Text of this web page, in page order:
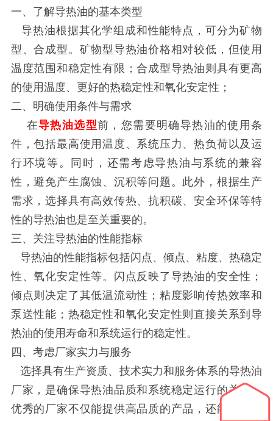
一、了解导热油的基本类型
导热油根据其化学组成和性能特点，可分为矿物
型、合成型。矿物型导热油价格相对较低，但使用
温度范围和稳定性有限；合成型导热油则具有更高
的使用温度、更好的热稳定性和氧化安定性；
二、明确使用条件与需求
在导热油选型前，您需要明确导热油的使用条
件，包括最高使用温度、系统压力、热负荷以及运
行环境等。同时，还需考虑导热油与系统的兼容
性，避免产生腐蚀、沉积等问题。此外，根据生产
需求，选择具有高效传热、抗积碳、安全环保等特
性的导热油也是至关重要的。
三、关注导热油的性能指标
导热油的性能指标包括闪点、倾点、粘度、热稳定
性、氧化安定性等。闪点反映了导热油的安全性；
倾点则决定了其低温流动性；粘度影响传热效率和
泵送性能；热稳定性和氧化安定性则直接关系到导
热油的使用寿命和系统运行的稳定性。
四、考虑厂家实力与服务
选择具有生产资质、技术实力和服务体系的导热油
厂家，是确保导热油品质和系统稳定运行的关键。
优秀的厂家不仅能提供高品质的产品，还能提供全